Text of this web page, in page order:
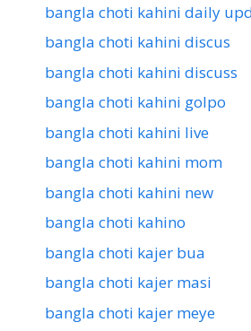
bangla choti kahini daily
bangla choti kahini discus
bangla choti kahini discuss
bangla choti kahini golpo
bangla choti kahini live
bangla choti kahini mom
bangla choti kahini new
bangla choti kahino
bangla choti kajer bua
bangla choti kajer masi
bangla choti kajer meye